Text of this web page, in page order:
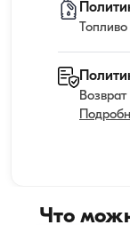
Что